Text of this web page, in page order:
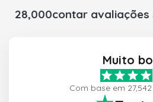
28,000contar avaliações
Muito
Com base em